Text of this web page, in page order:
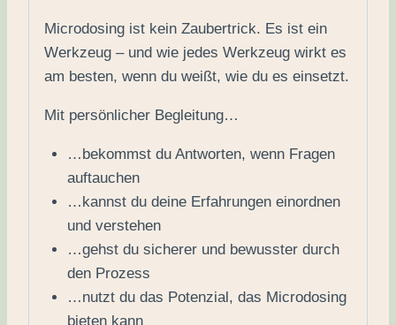
Microdosing ist kein Zaubertrick. Es ist ein
Werkzeug – und wie jedes Werkzeug wirkt es
am besten, wenn du weißt, wie du es einsetzt.
Mit persönlicher Begleitung…
…bekommst du Antworten, wenn Fragen
auftauchen
…kannst du deine Erfahrungen einordnen
und verstehen
…gehst du sicherer und bewusster durch
den Prozess
…nutzt du das Potenzial, das Microdosing
bieten kann